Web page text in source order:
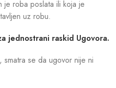
je roba poslata ili koja je
uz robu.
jednostrani raskid Ugovora.
smatra se da ugovor nije ni